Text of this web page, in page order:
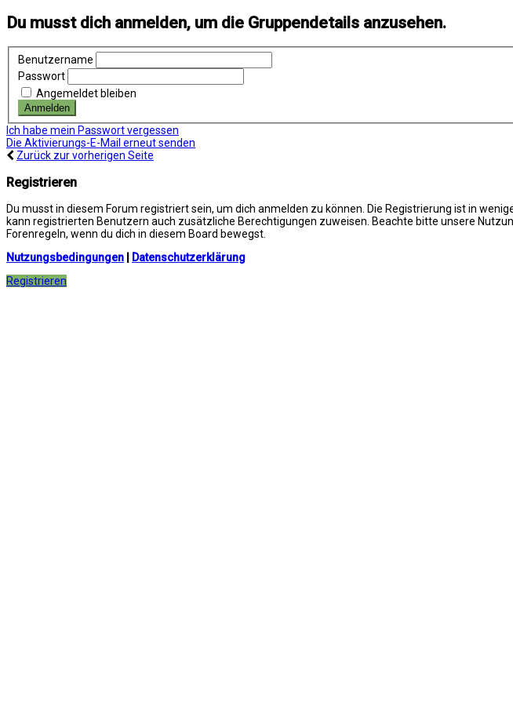
Du musst dich anmelden, um die Gruppendetails anzusehen.
Benutzername
Passwort
Angemeldet bleiben
Ich habe mein Passwort vergessen
Die Aktivierungs-E-Mail erneut senden
Zurück zur vorherigen Seite
Registrieren
Du musst in diesem Forum registriert sein, um dich anmelden zu können. Die Registrierung ist in
kann registrierten Benutzern auch zusätzliche Berechtigungen zuweisen. Beachte bitte unsere
Forenregeln, wenn du dich in diesem Board bewegst.
Nutzungsbedingungen
Datenschutzerklärung
Registrieren